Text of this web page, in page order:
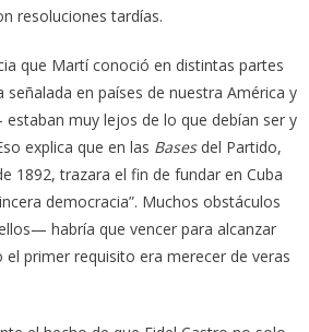
resoluciones tardías.
que Martí conoció en distintas partes
en países de nuestra América y
muy lejos de lo que debían ser y
explica que en las Bases del Partido,
1892, trazara el fin de fundar en Cuba
democracia”. Muchos obstáculos
habría que vencer para alcanzar
primer requisito era merecer de veras